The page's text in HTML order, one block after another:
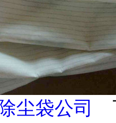
尘袋公司